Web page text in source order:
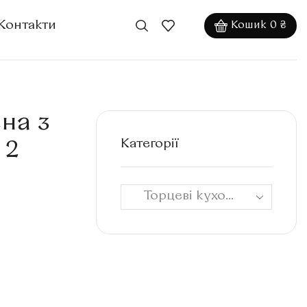
Кошик 0 ₴
з
Категорії